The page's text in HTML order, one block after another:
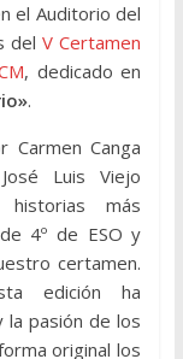
el Auditorio del
delV Certamen
, dedicado en
.
Canga
Luis Viejo
historias más
4º de ESO y
certamen.
edición ha
pasión de los
original los